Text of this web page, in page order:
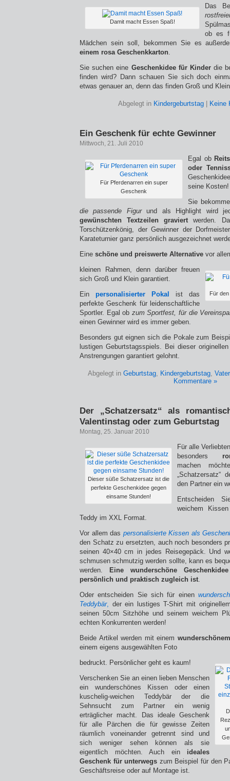
Damit macht Essen Spaß!
Das
ob es
Mädchen sein soll, bekommen Sie es
einem rosa Geschenkkarton.
Sie suchen eine Geschenkidee für Kinderdie
finden wird? Dann schauen Sie sich doch
etwas genauer an, denn das finden Groß und
Abgelegt in Kindergeburtstag Keine
Ein Geschenk für echte Gewinner
Mittwoch, 21. Juli 2010
Für Pferdenarren ein super
Geschenk
Egal ob
oder
seine Kosten!
Sie
die passende Figurund als Highlight wird
gewünschten Textzeilen graviert werden.
Torschützenkönig, der Gewinner der
Karateturnier ganz persönlich ausgezeichnet
Eine schöne und preiswerte Alternative vor
Für
kleinen Rahmen, denn darüber freuen
sich Groß und Klein garantiert.
Ein personalisierter Pokal
ist das
perfekte Geschenk für leidenschaftliche
Sportler. Egal ob zum Sportfest, für die
einen Gewinner wird es immer geben.
Besonders gut eignen sich die Pokale zum
lustigen Geburtstagsspiels. Bei dieser
Anstrengungen garantiert gelohnt.
Abgelegt in Geburtstag, Kindergeburtstag,
Kommentare »
Der „Schatzersatz“ als
Valentinstag oder zum Geburtstag
Montag, 25. Januar 2010
Dieser süße Schatzersatz ist die
perfekte Geschenkidee gegen
einsame Stunden!
Für alle
besonders
machen
„Schatzersatz“
den Partner ein
Entscheiden
weichem
Teddy im XXL Format.
Vor allem das personalisierte Kissen als
den Schatz zu ersetzten, auch noch besonders
seinen 40×40 cm in jedes Reisegepäck. Und
schmusen schmutzig werden sollte, kann es
werden.
Eine wunderschöne
persönlich und praktisch zugleich ist.
Oder entscheiden Sie sich für einen
Teddybär, der ein lustiges T-Shirt mit
seinen 50cm Sitzhöhe und seinem weichem
echten Konkurrenten werden!
Beide Artikel werden mit einem
einem eigens ausgewählten Foto
bedruckt. Persönlicher geht es kaum!
Verschenken Sie an einen lieben Menschen
ein wunderschönes Kissen oder einen
kuschelig-weichen Teddybär der die
Sehnsucht zum Partner ein wenig
erträglicher macht. Das ideale Geschenk
für alle Pärchen die für gewisse Zeiten
räumlich voneinander getrennt sind und
sich weniger sehen können als sie
eigentlich möchten. Auch ein ideales
Geschenk für unterwegs zum Beispiel für den
Geschäftsreise oder auf Montage ist.